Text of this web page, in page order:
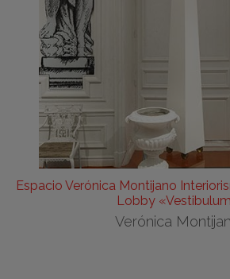
Espacio Verónica Montijano
Lobby
Verónica